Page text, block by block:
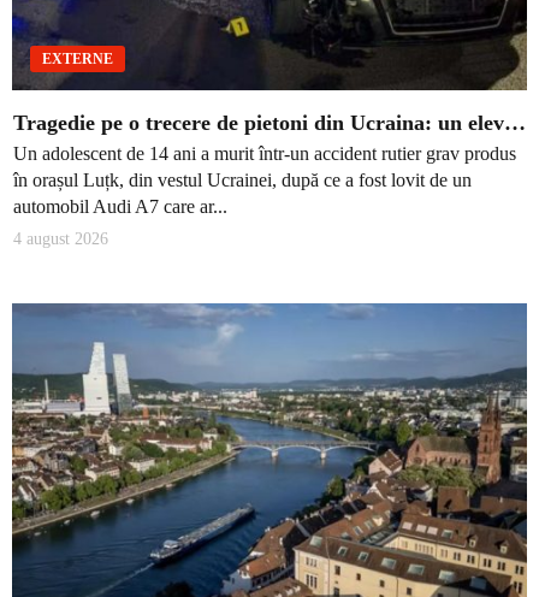
EXTERNE
Tragedie pe o trecere de pietoni din Ucraina: un elev…
Un adolescent de 14 ani a murit într-un accident rutier grav produs
în orașul Luțk, din vestul Ucrainei, după ce a fost lovit de un
automobil Audi A7 care ar...
4 august 2026